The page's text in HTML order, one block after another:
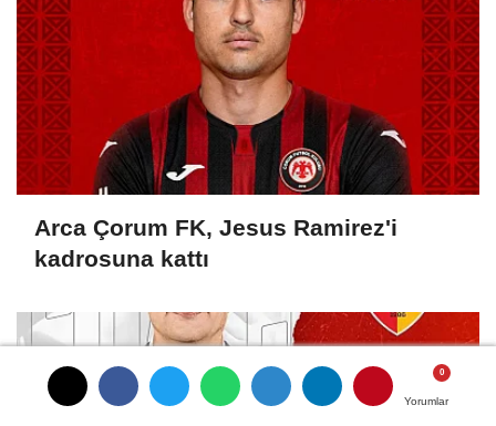
Yorumlar
Yorumlar
Yorumlar
Arca Çorum FK, Jesus Ramirez'i
kadrosuna kattı